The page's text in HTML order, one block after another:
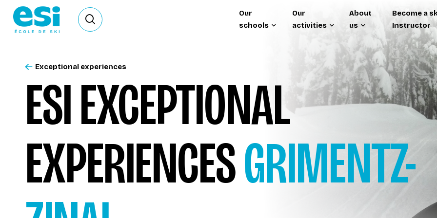
Ouvrir le formulaire de recherche
Our
schools
Our
activities
About
us
Become a
Instructor
ESI EXCEPTIONAL
EXPERIENCESGRIMENTZ-
Exceptional experiences